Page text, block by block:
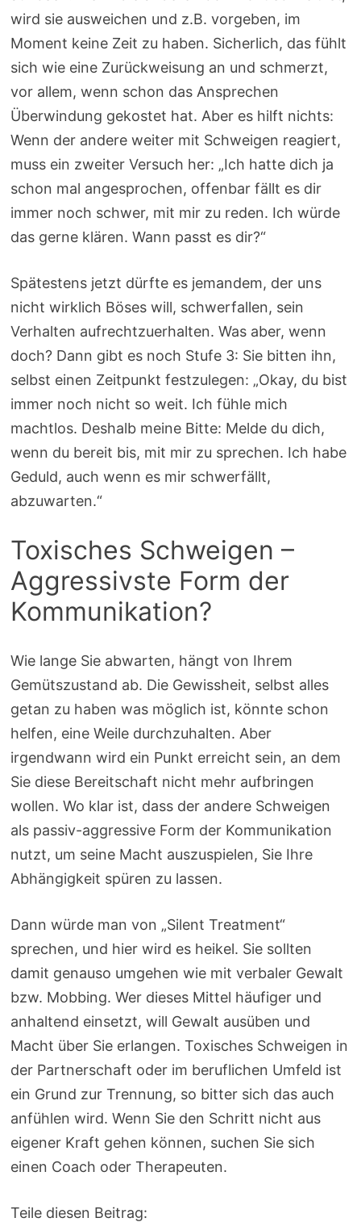
wird sie ausweichen und z.B. vorgeben, im
Moment keine Zeit zu haben. Sicherlich, das fühlt
sich wie eine Zurückweisung an und schmerzt,
vor allem, wenn schon das Ansprechen
Überwindung gekostet hat. Aber es hilft nichts:
Wenn der andere weiter mit Schweigen reagiert,
muss ein zweiter Versuch her: „Ich hatte dich ja
schon mal angesprochen, offenbar fällt es dir
immer noch schwer, mit mir zu reden. Ich würde
das gerne klären. Wann passt es dir?“
Spätestens jetzt dürfte es jemandem, der uns
nicht wirklich Böses will, schwerfallen, sein
Verhalten aufrechtzuerhalten. Was aber, wenn
doch? Dann gibt es noch Stufe 3: Sie bitten ihn,
selbst einen Zeitpunkt festzulegen: „Okay, du bist
immer noch nicht so weit. Ich fühle mich
machtlos. Deshalb meine Bitte: Melde du dich,
wenn du bereit bis, mit mir zu sprechen. Ich habe
Geduld, auch wenn es mir schwerfällt,
abzuwarten.“
Toxisches Schweigen –
Aggressivste Form der
Kommunikation?
Wie lange Sie abwarten, hängt von Ihrem
Gemütszustand ab. Die Gewissheit, selbst alles
getan zu haben was möglich ist, könnte schon
helfen, eine Weile durchzuhalten. Aber
irgendwann wird ein Punkt erreicht sein, an dem
Sie diese Bereitschaft nicht mehr aufbringen
wollen. Wo klar ist, dass der andere Schweigen
als passiv-aggressive Form der Kommunikation
nutzt, um seine Macht auszuspielen, Sie Ihre
Abhängigkeit spüren zu lassen.
Dann würde man von „Silent Treatment“
sprechen, und hier wird es heikel. Sie sollten
damit genauso umgehen wie mit verbaler Gewalt
bzw. Mobbing. Wer dieses Mittel häufiger und
anhaltend einsetzt, will Gewalt ausüben und
Macht über Sie erlangen. Toxisches Schweigen in
der Partnerschaft oder im beruflichen Umfeld ist
ein Grund zur Trennung, so bitter sich das auch
anfühlen wird. Wenn Sie den Schritt nicht aus
eigener Kraft gehen können, suchen Sie sich
einen Coach oder Therapeuten.
Teile diesen Beitrag: